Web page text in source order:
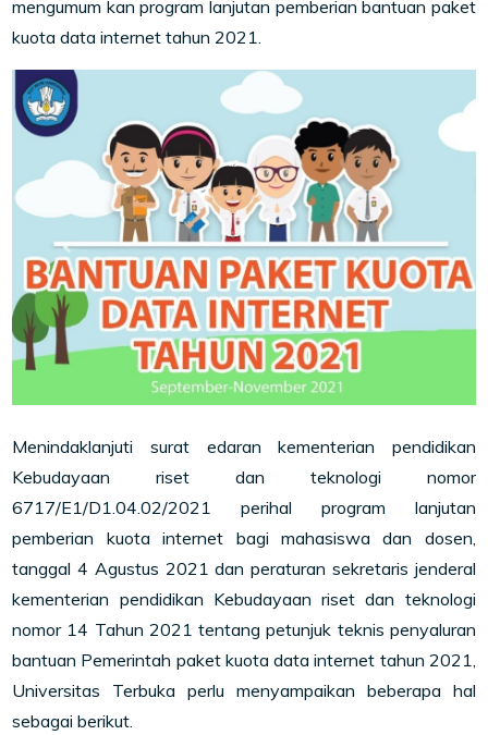
mengumum kan program lanjutan pemberian bantuan paket
kuota data internet tahun 2021.
Menindaklanjuti surat edaran kementerian pendidikan
Kebudayaan riset dan teknologi nomor
6717/E1/D1.04.02/2021 perihal program lanjutan
pemberian kuota internet bagi mahasiswa dan dosen,
tanggal 4 Agustus 2021 dan peraturan sekretaris jenderal
kementerian pendidikan Kebudayaan riset dan teknologi
nomor 14 Tahun 2021 tentang petunjuk teknis penyaluran
bantuan Pemerintah paket kuota data internet tahun 2021,
Universitas Terbuka perlu menyampaikan beberapa hal
sebagai berikut.